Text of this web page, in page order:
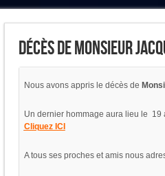
Décès De Monsieur
Nous avons appris le décès de
Un dernier hommage aura lieu le 19
Cliquez ICI
A tous ses proches et amis nous